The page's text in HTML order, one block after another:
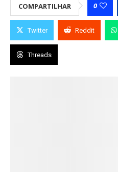
COMPARTILHAR 0
Twitter Reddit
Threads